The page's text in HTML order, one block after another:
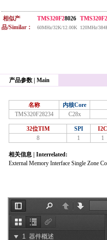
相似产
品/Similar：
TMS320F28026
60MHz/32K/12.00K
TMS320F2
120MHz/
产品参数 | Main
名称 内核Core
TMS320F28234
C28x
32位TIM SPI I2C
8
1 1
相关信息 | Interrelated:
External Memory Interface Single Zone